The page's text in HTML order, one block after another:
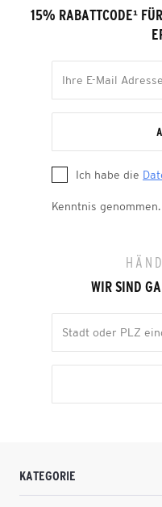
15% RABATTCODE¹
Ich habe die
Kenntnis genommen.
WIR SIND
KATEGORIE